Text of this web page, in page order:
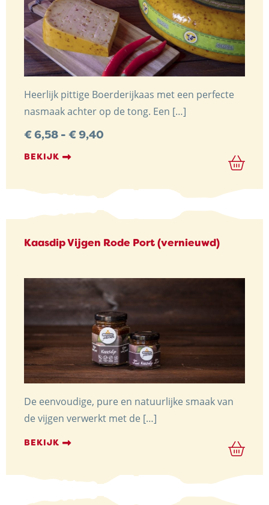
Heerlijk pittige Boerderijkaas met een perfecte
nasmaak achter op de tong. Een […]
€6,58 - €9,40
BEKIJK
Kaasdip Vijgen Rode Port (vernieuwd)
De eenvoudige, pure en natuurlijke smaak van
de vijgen verwerkt met de […]
BEKIJK